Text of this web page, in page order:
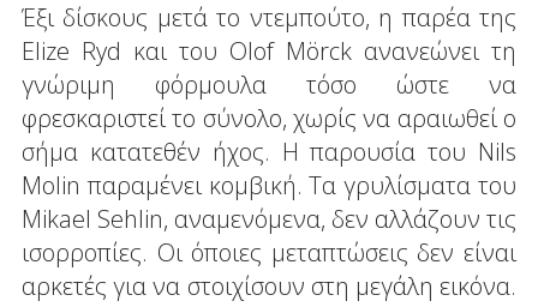
Έξι δίσκους μετά το ντεμπούτο, η παρέα της
Elize Ryd και του Olof Mörck ανανεώνει τη
γνώριμη φόρμουλα τόσο ώστε να
φρεσκαριστεί το σύνολο, χωρίς να αραιωθεί ο
σήμα κατατεθέν ήχος. Η παρουσία του Nils
Molin παραμένει κομβική. Τα γρυλίσματα του
Mikael Sehlin, αναμενόμενα, δεν αλλάζουν τις
ισορροπίες. Οι όποιες μεταπτώσεις δεν είναι
αρκετές για να στοιχίσουν στη μεγάλη εικόνα.